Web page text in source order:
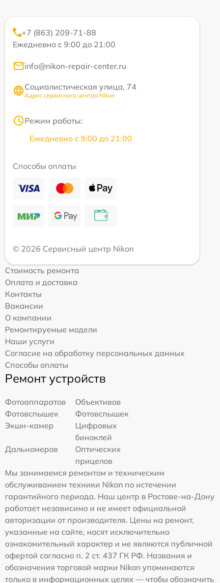
+7 (863) 209-71-88
Ежедневно с 9:00 до 21:00
info@nikon-repair-center.ru
Социалистическая улица, 74
Адрес сервисного центра Nikon
Режим работы:
Ежедневно с 9:00 до 21:00
Способы оплаты
© 2026 Сервисный центр Nikon
Стоимость ремонта
Оплата и доставка
Контакты
Вакансии
О компании
Ремонтируемые модели
Наши услуги
Согласие на обработку персональных данных
Способы оплаты
Ремонт устройств
Фотоаппаратов
Объективов
Фотовспышек
Фотовспышек
Экшн-камер
Цифровых
биноклей
Дальномеров
Оптических
прицелов
Мы занимаемся ремонтом и техническим
обслуживанием техники Nikon по истечении
гарантийного периода. Наш центр в Ростове-на-Дону
работает независимо и не имеет официальной
авторизации от производителя. Цены на ремонт,
указанные на сайте, носят исключительно
ознакомительный характер и не являются публичной
офертой согласно п. 2 ст. 437 ГК РФ. Названия и
обозначения торговой марки Nikon упоминаются
только в информационных целях — чтобы обозначить